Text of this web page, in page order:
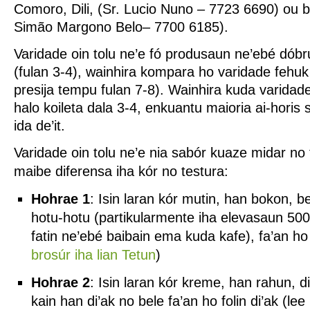
Comoro, Dili, (Sr. Lucio Nuno – 7723 6690) ou
Simão Margono Belo– 7700 6185).
Varidade oin tolu ne’e fó produsaun ne’ebé
(fulan 3-4), wainhira kompara ho varidade
presija tempu fulan 7-8). Wainhira kuda
halo koileta dala 3-4, enkuantu maioria ai-horis
ida de’it.
Varidade oin tolu ne’e nia sabór kuaze midar no
maibe diferensa iha kór no testura:
Hohrae 1: Isin laran kór mutin, han bokon,
hotu-hotu (partikularmente iha elevasaun
fatin ne’ebé baibain ema kuda kafe), fa’an
brosúr iha lian Tetun)
Hohrae 2: Isin laran kór kreme, han rahun,
kain han di’ak no bele fa’an ho folin di’ak